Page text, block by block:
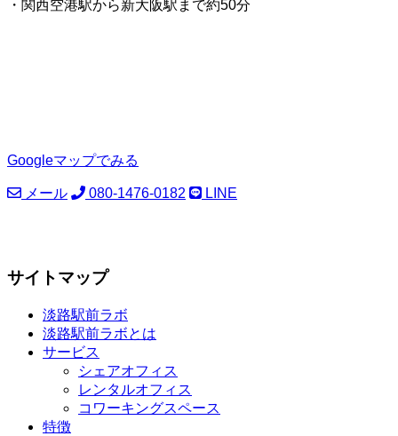
・関西空港駅から新大阪駅まで約50分
Googleマップでみる
メール 080-1476-0182 LINE
サイトマップ
淡路駅前ラボ
淡路駅前ラボとは
サービス
シェアオフィス
レンタルオフィス
コワーキングスペース
特徴